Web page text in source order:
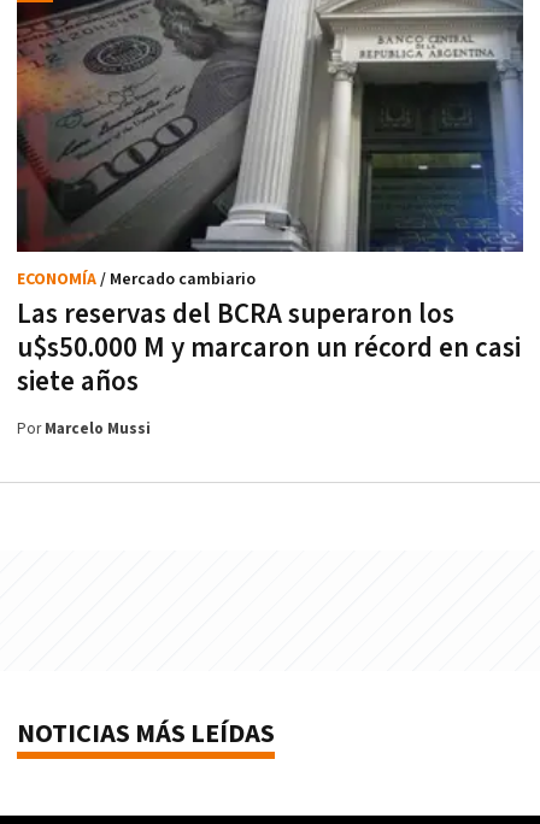
Las reservas del BCRA superaron los
u$s50.000 M y marcaron un récord en casi
siete años
ECONOMÍA/ Mercado cambiario
PorMarcelo Mussi
NOTICIAS MÁS LEÍDAS